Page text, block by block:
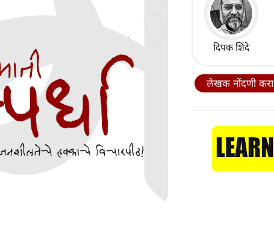
दिपक शिंदे
लेखक नोंदणी करा